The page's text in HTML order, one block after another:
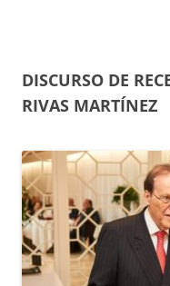
DISCURSO DE
RIVAS MARTÍNEZ